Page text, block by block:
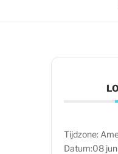
Tijdzone:
Datum:08